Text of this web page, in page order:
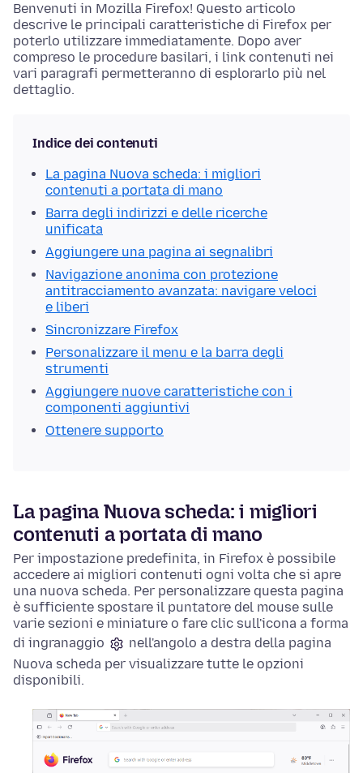
Benvenuti in Mozilla Firefox! Questo articolo
descrive le principali caratteristiche di Firefox per
poterlo utilizzare immediatamente. Dopo aver
compreso le procedure basilari, i link contenuti nei
vari paragrafi permetteranno di esplorarlo più nel
dettaglio.
Indice dei contenuti
La pagina Nuova scheda: i migliori
contenuti a portata di mano
Barra degli indirizzi e delle ricerche
unificata
Aggiungere una pagina ai segnalibri
Navigazione anonima con protezione
antitracciamento avanzata: navigare veloci
e liberi
Sincronizzare Firefox
Personalizzare il menu e la barra degli
strumenti
Aggiungere nuove caratteristiche con i
componenti aggiuntivi
Ottenere supporto
La pagina Nuova scheda: i migliori
contenuti a portata di mano
Per impostazione predefinita, in Firefox è possibile
accedere ai migliori contenuti ogni volta che si apre
una nuova scheda. Per personalizzare questa pagina
è sufficiente spostare il puntatore del mouse sulle
varie sezioni e miniature o fare clic sull'icona a forma
di ingranaggio
nell'angolo a destra della pagina
Nuova scheda per visualizzare tutte le opzioni
disponibili.